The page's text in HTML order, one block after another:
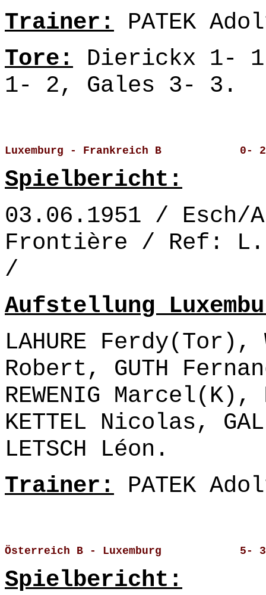
Trainer: PATEK
Tore: Dierickx 1-
1- 2, Gales 3- 3.
Luxemburg - Frankreich B            0-
Spielbericht:
03.06.1951 /
Frontière / Ref: L.
/
Aufstellung
LAHURE Ferdy(Tor),
Robert, GUTH
REWENIG
KETTEL Nicolas,
LETSCH Léon.
Trainer: PATEK
Österreich B - Luxemburg            5-
Spielbericht: